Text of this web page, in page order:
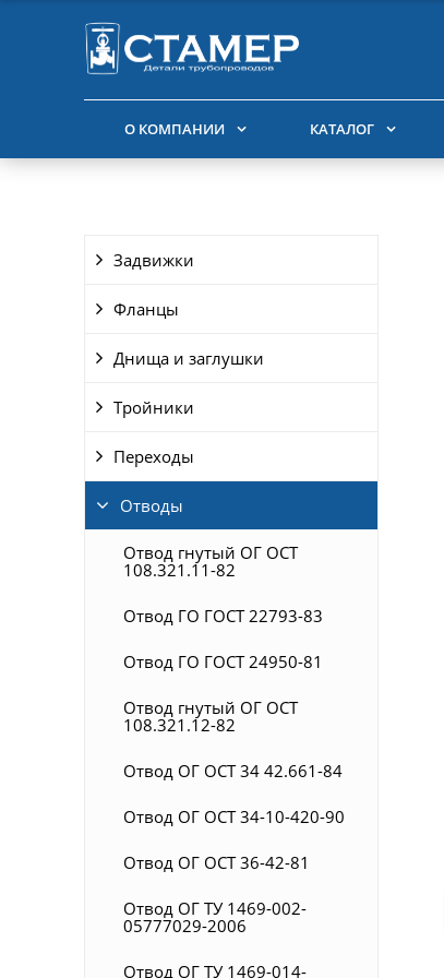
О КОМПАНИИ КАТАЛОГ
Задвижки
Фланцы
Днища и заглушки
Тройники
Переходы
Отводы
Отвод гнутый ОГ ОСТ
108.321.11-82
Отвод ГО ГОСТ 22793-83
Отвод ГО ГОСТ 24950-81
Отвод гнутый ОГ ОСТ
108.321.12-82
Отвод ОГ ОСТ 34 42.661-84
Отвод ОГ ОСТ 34-10-420-90
Отвод ОГ ОСТ 36-42-81
Отвод ОГ ТУ 1469-002-
05777029-2006
Отвод ОГ ТУ 1469-014-